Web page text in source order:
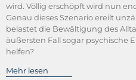
wird. Völlig erschöpft wird nun
Genau dieses Szenario ereilt
belastet die Bewältigung des
äußersten Fall sogar psychische
helfen?
Mehr lesen